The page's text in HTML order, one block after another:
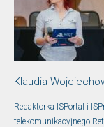
Klaudia
Redaktorka ISPortal i
telekomunikacyjnego